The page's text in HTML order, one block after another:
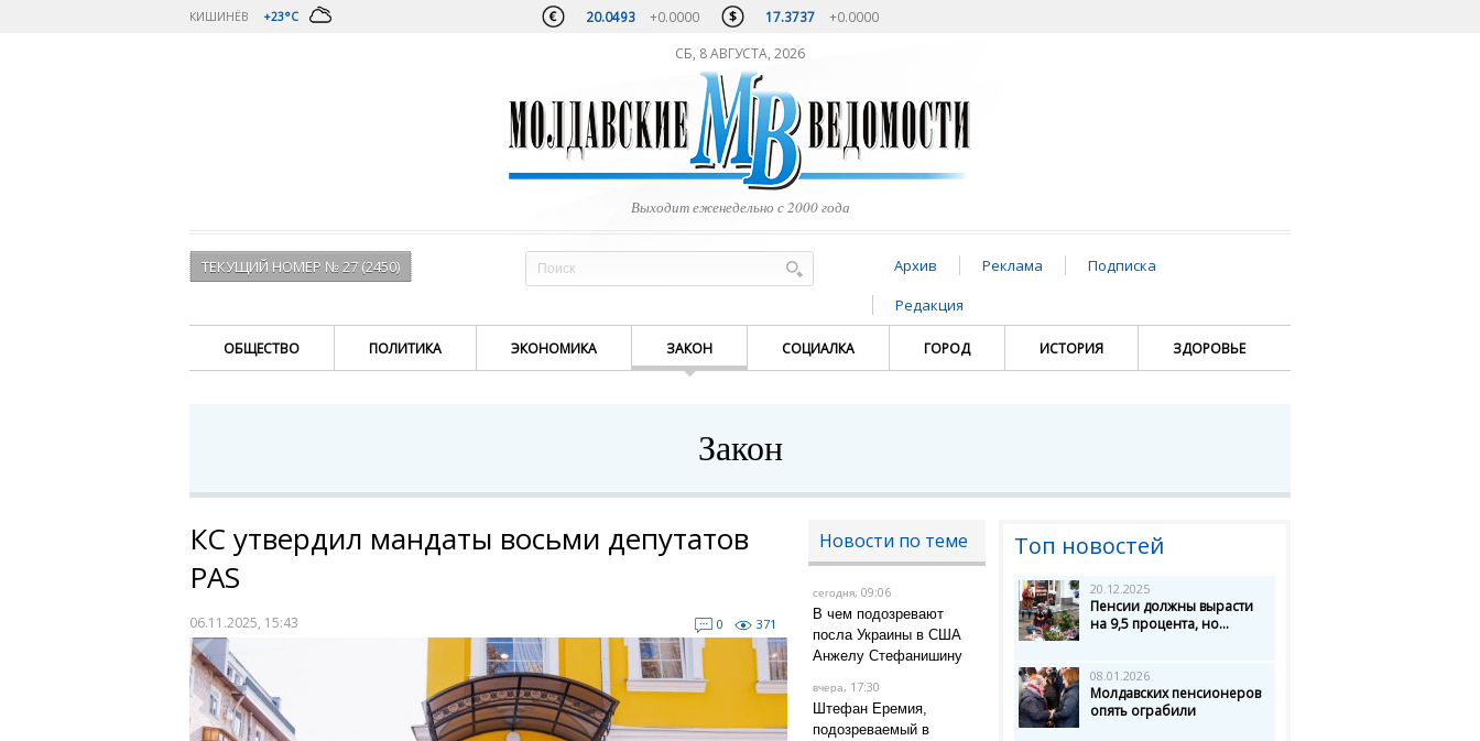
КИШИНЁВ +23°C 20.0493 +0.0000 17.3737 +0.0000
СБ, 8 АВГУСТА, 2026
Выходит еженедельно с 2000 года
ТЕКУЩИЙ НОМЕР № 27 (2450) Архив Реклама
Подписка
Редакция
ОБЩЕСТВО ПОЛИТИКА ЭКОНОМИКА ЗАКОН СОЦИАЛКА ГОРОД ИСТОРИЯ ЗДОРОВЬЕ
Закон
КС утвердил мандаты восьми депутатов
PAS
06.11.2025, 15:43 0 371
Новости по теме
сегодня, 09:06
В чем подозревают
посла Украины в США
Анжелу Стефанишину
вчера, 17:30
Штефан Еремия,
подозреваемый в
Топ новостей
20.12.2025
Пенсии должны вырасти
на 9,5 процента, но...
08.01.2026
Молдавских пенсионеров
опять ограбили